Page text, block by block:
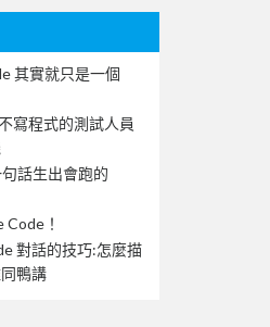
其實就只是一個
寫程式的測試人員
話生出會跑的
Code！
對話的技巧:怎麼描
鴨講